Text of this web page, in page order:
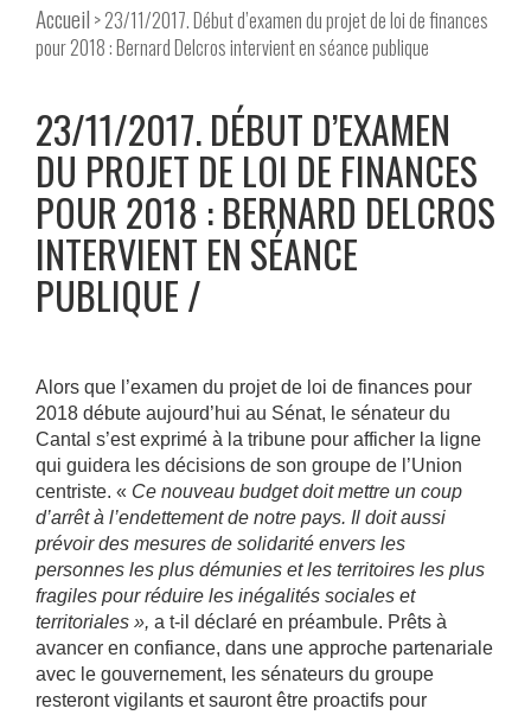
Accueil > 23/11/2017. Début d’examen du projet de loi de finances
pour 2018 : Bernard Delcros intervient en séance publique
23/11/2017. DÉBUT D’EXAMEN
DU PROJET DE LOI DE FINANCES
POUR 2018 : BERNARD DELCROS
INTERVIENT EN SÉANCE
PUBLIQUE
Alors que l’examen du projet de loi de finances pour
2018 débute aujourd’hui au Sénat, le sénateur du
Cantal s’est exprimé à la tribune pour afficher la ligne
qui guidera les décisions de son groupe de l’Union
centriste. « Ce nouveau budget doit mettre un coup
d’arrêt à l’endettement de notre pays. Il doit aussi
prévoir des mesures de solidarité envers les
personnes les plus démunies et les territoires les plus
fragiles pour réduire les inégalités sociales et
territoriales », a t-il déclaré en préambule. Prêts à
avancer en confiance, dans une approche partenariale
avec le gouvernement, les sénateurs du groupe
resteront vigilants et sauront être proactifs pour